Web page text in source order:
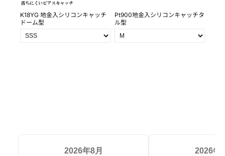
K18YG 地金入シリコンキャッチ
ドーム型
Pt900地金入シリコンキャッチタ
ル型
2026年8月 2026年